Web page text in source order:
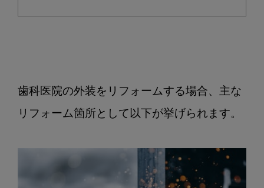
歯科医院の外装をリフォームする場合、主な
リフォーム箇所として以下が挙げられます。